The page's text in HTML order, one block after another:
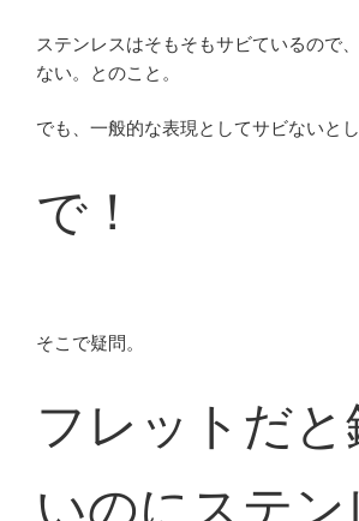
ステンレスはそもそもサビているので
ない。とのこと。
でも、一般的な表現としてサビないとし
で！
そこで疑問。
フレットだと
いのにステン